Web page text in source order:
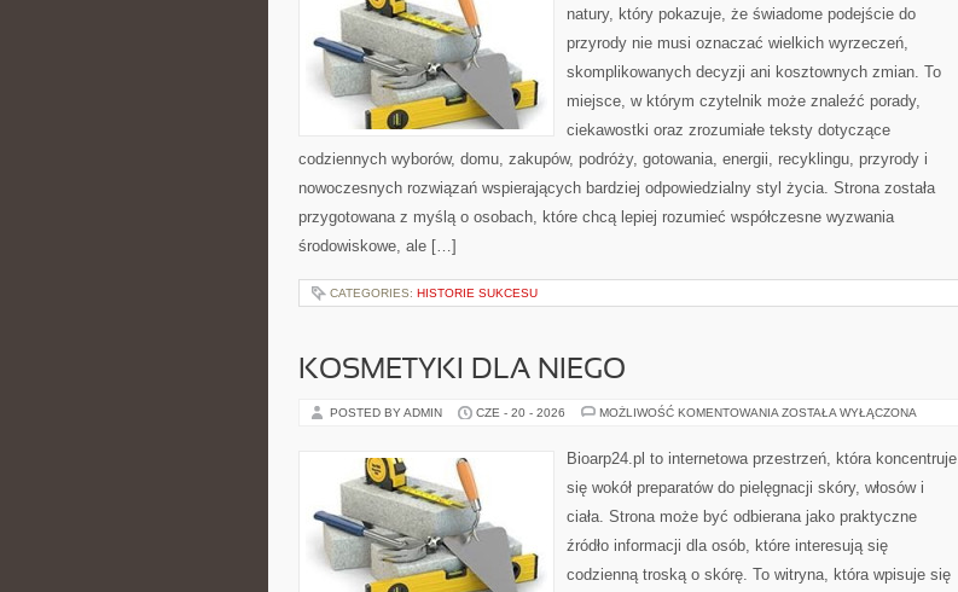
natury, który pokazuje, że świadome podejście do
przyrody nie musi oznaczać wielkich wyrzeczeń,
skomplikowanych decyzji ani kosztownych zmian. To
miejsce, w którym czytelnik może znaleźć porady,
ciekawostki oraz zrozumiałe teksty dotyczące
codziennych wyborów, domu, zakupów, podróży, gotowania, energii, recyklingu, przyrody i
nowoczesnych rozwiązań wspierających bardziej odpowiedzialny styl życia. Strona została
przygotowana z myślą o osobach, które chcą lepiej rozumieć współczesne wyzwania
środowiskowe, ale […]
CATEGORIES: HISTORIE SUKCESU
KOSMETYKI DLA NIEGO
POSTED BY ADMIN CZE - 20 - 2026 MOŻLIWOŚĆ KOMENTOWANIA KOSMETYKI
ZOSTAŁA WYŁĄCZONA
Bioarp24.pl to internetowa przestrzeń, która koncentruje
się wokół preparatów do pielęgnacji skóry, włosów i
ciała. Strona może być odbierana jako praktyczne
źródło informacji dla osób, które interesują się
codzienną troską o skórę. To witryna, która wpisuje się